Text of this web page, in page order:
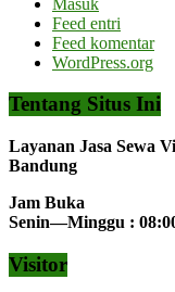
Feed entri
Feed komentar
WordPress.org
Tentang Situs Ini
Layanan Jasa Sewa
Bandung
Jam Buka
Senin—Minggu :
Visitor